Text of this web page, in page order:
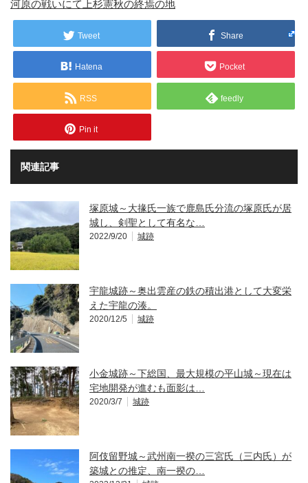
河原の戦いにて上杉憲秋の終焉の地
Tweet Share
Hatena Pocket
RSS feedly
Pin it
関連記事
塚原城～大掾氏一族で鹿島氏分流の塚原氏が居
城し、剣聖として有名な…
2022/9/20 城跡
宇龍城跡～奥出雲産の鉄の積出港として大変栄
えた宇龍の湊。
2020/12/5 城跡
小金城跡～下総国、最大規模の平山城～現在は
宅地開発が進むも面影は…
2020/3/7 城跡
阿伎留野城～武州南一揆の三宮氏（三内氏）が
築城との推定、南一揆の…